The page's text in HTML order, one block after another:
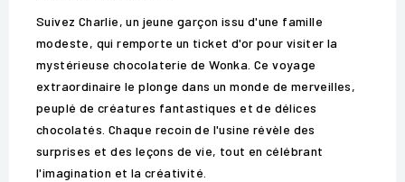
Suivez Charlie, un jeune garçon issu d'une famille
modeste, qui remporte un ticket d'or pour visiter la
mystérieuse chocolaterie de Wonka. Ce voyage
extraordinaire le plonge dans un monde de merveilles,
peuplé de créatures fantastiques et de délices
chocolatés. Chaque recoin de l'usine révèle des
surprises et des leçons de vie, tout en célébrant
l'imagination et la créativité.